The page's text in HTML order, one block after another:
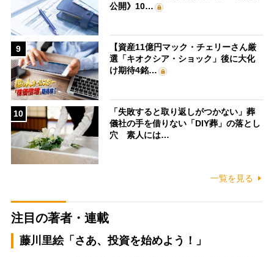
公開》10…
9
【資産11億円マック・チェリーさん厳
選「キオクシア・ショック」後に大化
け期待4銘…
10
「失敗すると取り返しがつかない」葬
儀社の手を借りない「DIY葬」の落とし
穴 素人には…
一覧を見る
注目の著者・連載
藤川里絵「さあ、投資を始めよう！」